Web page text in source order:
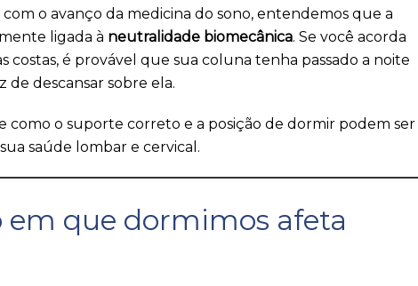
o avanço da medicina do sono, entendemos que a
ligada à neutralidade biomecânica. Se você acorda
costas, é provável que sua coluna tenha passado a noite
de descansar sobre ela.
como o suporte correto e a posição de dormir podem ser
saúde lombar e cervical.
em que dormimos afeta